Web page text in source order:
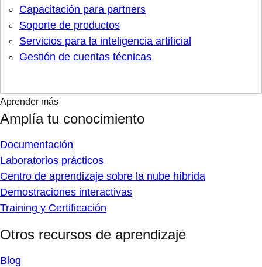
Capacitación para partners
Soporte de productos
Servicios para la inteligencia artificial
Gestión de cuentas técnicas
Aprender más
Amplía tu conocimiento
Documentación
Laboratorios prácticos
Centro de aprendizaje sobre la nube híbrida
Demostraciones interactivas
Training y Certificación
Otros recursos de aprendizaje
Blog